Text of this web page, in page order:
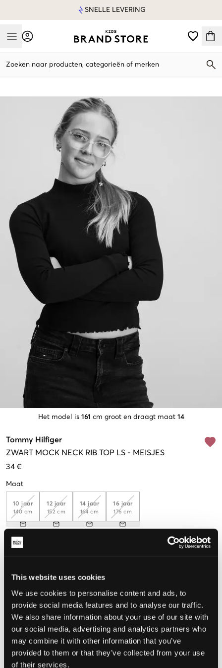
This website uses cookies
We use cookies to personalise content and ads, to
provide social media features and to analyse our traffic.
We also share information about your use of our site with
our social media, advertising and analytics partners who
may combine it with other information that you’ve
provided to them or that they’ve collected from your use
of their services.
SNELLE LEVERING
Mobile Menu
Zoeken naar producten, categorieën of merken
Het model is 161 cm groot en draagt maat 14
Tommy Hilfiger
ZWART MOCK NECK RIB TOP LS - MEISJES
34 €
Maat
10 jaar
140 cm
12 jaar
152 cm
14 jaar
164 cm
16 jaar
176 cm
De maat lijkt
MAATTABEL
KIES EEN MAAT
Snelle levering
Gratis verzending vanaf €69
Recht op herroeping binnen 60 dagen